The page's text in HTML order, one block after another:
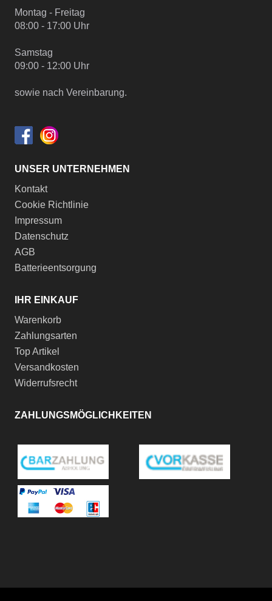
Montag - Freitag
08:00 - 17:00 Uhr
Samstag
09:00 - 12:00 Uhr
sowie nach Vereinbarung.
UNSER UNTERNEHMEN
Kontakt
Cookie Richtlinie
Impressum
Datenschutz
AGB
Batterieentsorgung
IHR EINKAUF
Warenkorb
Zahlungsarten
Top Artikel
Versandkosten
Widerrufsrecht
ZAHLUNGSMÖGLICHKEITEN